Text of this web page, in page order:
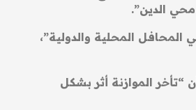
الدين”.
المحافل المحلية والدولية”،
“تأخر الموازنة أثر بشكل